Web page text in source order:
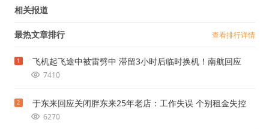
相关报道
最热文章排行 查看排行详情
1 飞机起飞途中被雷劈中 滞留3小时后临时换机！南航回应
7410
2 于东来回应关闭胖东来25年老店：工作失误 个别租金失控
6270